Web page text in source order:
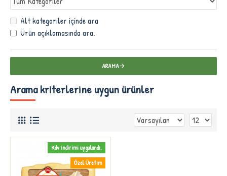
Alt kategoriler içinde ara
Ürün açıklamasında ara.
ARAMA
Arama kriterlerine uygun ürünler
Özel Üretim
Kdv indirimi uygulandı.